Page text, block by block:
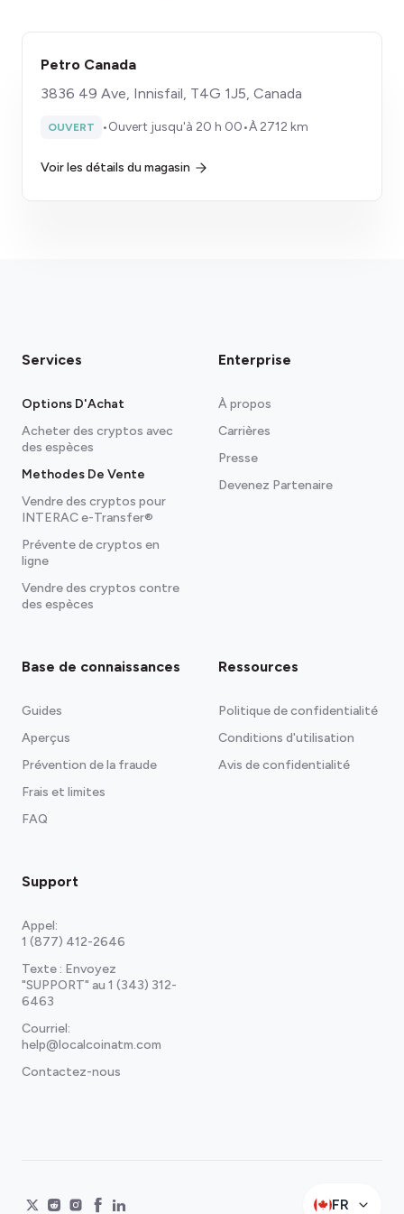
Petro Canada
3836 49 Ave, Innisfail, T4G 1J5, Canada
OUVERT •Ouvert jusqu'à 20 h 00•À 2712 km
Voir les détails du magasin
Services
Options D'Achat
Acheter des cryptos avec
des espèces
Methodes De Vente
Vendre des cryptos pour
INTERAC e-Transfer®
Prévente de cryptos en
ligne
Vendre des cryptos contre
des espèces
Enterprise
À propos
Carrières
Presse
Devenez Partenaire
Base de connaissances
Guides
Aperçus
Prévention de la fraude
Frais et limites
FAQ
Ressources
Politique de confidentialité
Conditions d'utilisation
Avis de confidentialité
Support
Appel:
1 (877) 412-2646
Texte : Envoyez
"SUPPORT" au 1 (343) 312-
6463
Courriel:
help@localcoinatm.com
Contactez-nous
FR